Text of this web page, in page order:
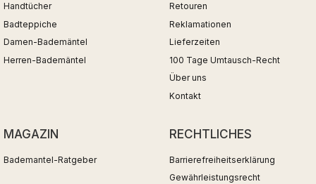
Handtücher
Badteppiche
Damen-Bademäntel
Herren-Bademäntel
Retouren
Reklamationen
Lieferzeiten
100 Tage Umtausch-Recht
Über uns
Kontakt
MAGAZIN
Bademantel-Ratgeber
RECHTLICHES
Barrierefreiheitserklärung
Gewährleistungsrecht